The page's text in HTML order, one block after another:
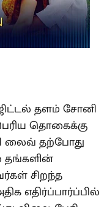
தளம் சோனி
தொகைக்கு
லைவ் தற்போது
தங்களின்
சிறந்த
எதிர்ப்பார்ப்பில்